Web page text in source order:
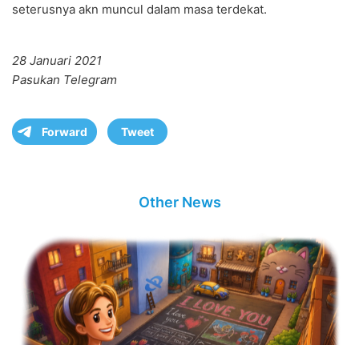
seterusnya akn muncul dalam masa terdekat.
28 Januari 2021
Pasukan Telegram
Forward Tweet
Other News